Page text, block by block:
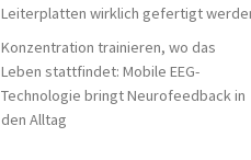
Leiterplatten wirklich gefertigt
Konzentration trainieren, wo das
Leben stattfindet: Mobile EEG-
Technologie bringt Neurofeedback in
den Alltag